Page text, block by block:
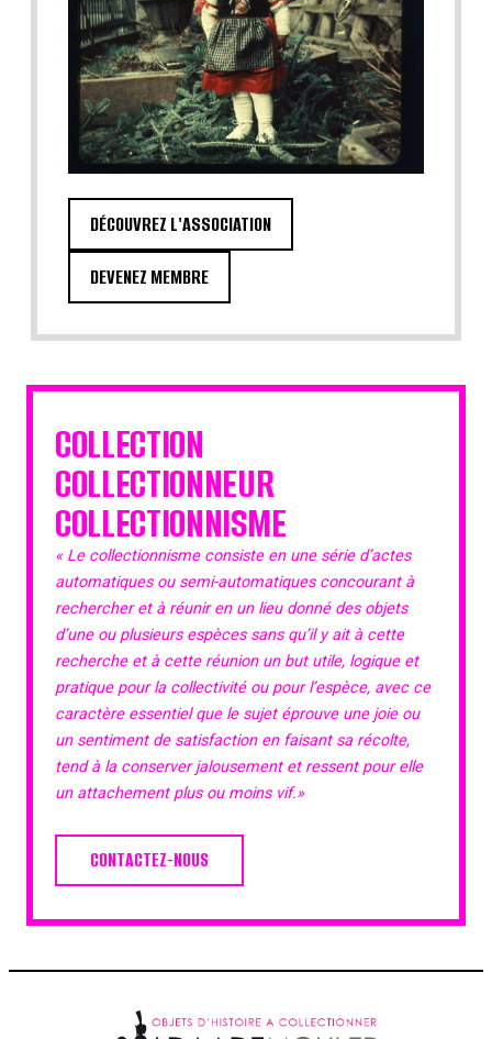
DÉCOUVREZ L'ASSOCIATION
DEVENEZ MEMBRE
COLLECTION
COLLECTIONNEUR
COLLECTIONNISME
« Le collectionnisme consiste en une série d’actes
automatiques ou semi-automatiques concourant à
rechercher et à réunir en un lieu donné des objets
d’une ou plusieurs espèces sans qu’il y ait à cette
recherche et à cette réunion un but utile, logique et
pratique pour la collectivité ou pour l’espèce, avec ce
caractère essentiel que le sujet éprouve une joie ou
un sentiment de satisfaction en faisant sa récolte,
tend à la conserver jalousement et ressent pour elle
un attachement plus ou moins vif.»
CONTACTEZ-NOUS